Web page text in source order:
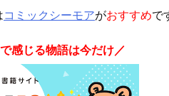
コミックシーモアがおすすめで
感じる物語は今だけ／